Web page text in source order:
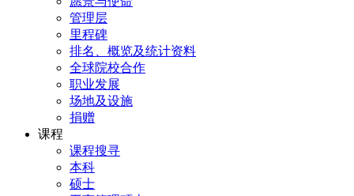
管理层
里程碑
排名、概览及统计资料
全球院校合作
职业发展
场地及设施
捐赠
课程
课程搜寻
本科
硕士